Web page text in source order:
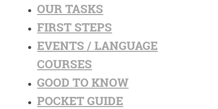
OUR TASKS
FIRST STEPS
EVENTS / LANGUAGE
COURSES
GOOD TO KNOW
POCKET GUIDE